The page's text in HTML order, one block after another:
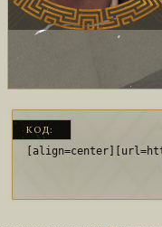
КОД: